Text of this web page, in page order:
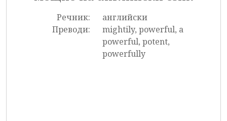
Речник:
английски
Преводи:
mightily, powerful, a
powerful, potent,
powerfully